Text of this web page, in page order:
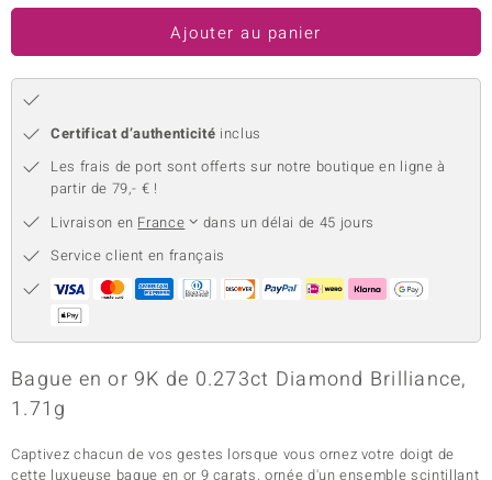
Ajouter au panier
Certificat d’authenticité inclus
Les frais de port sont offerts sur notre boutique en ligne à
partir de 79,- € !
Livraison en France
dans un délai de 45 jours
Service client en français
Bague en or 9K de 0.273ct Diamond Brilliance,
1.71g
Captivez chacun de vos gestes lorsque vous ornez votre doigt de
cette luxueuse bague en or 9 carats, ornée d'un ensemble scintillant